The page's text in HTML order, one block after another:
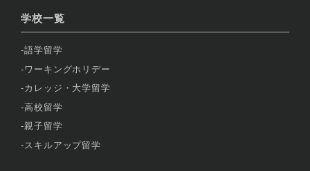
学校一覧
語学留学
ワーキングホリデー
カレッジ・大学留学
高校留学
親子留学
スキルアップ留学